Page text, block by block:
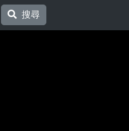
搜尋